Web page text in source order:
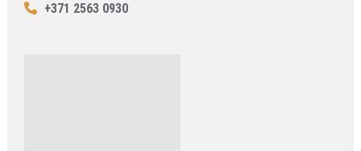
+371 2563 0930